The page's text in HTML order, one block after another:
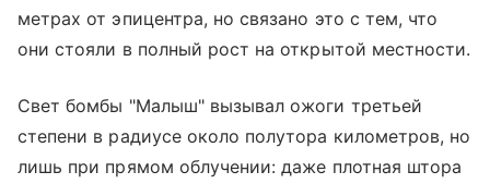
метрах от эпицентра, но связано это с тем, что
они стояли в полный рост на открытой местности.
Свет бомбы "Малыш" вызывал ожоги третьей
степени в радиусе около полутора километров, но
лишь при прямом облучении: даже плотная штора